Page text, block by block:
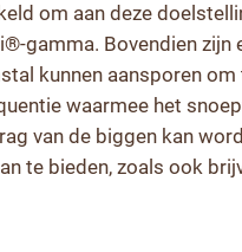
om aan deze
gamma. Bovendien
kunnen aansporen
waarmee het
van de biggen kan
te bieden, zoals ook